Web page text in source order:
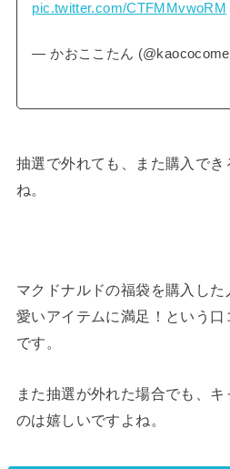
pic.twitter.com/CTFMMvwoRM
— かおここたん
抽選で外れても、また購入で
ね。
マクドナルドの福袋を購入し
愛いアイテムに満足！という
です。
また抽選が外れた場合でも、
のは嬉しいですよね。